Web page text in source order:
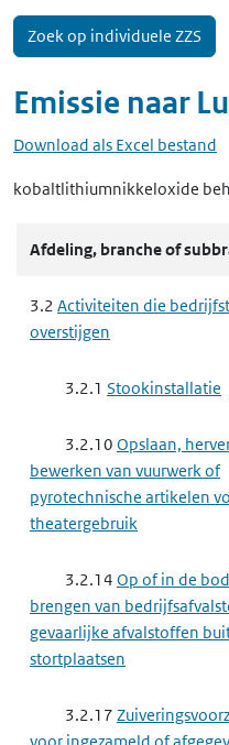
Emissie naar
Download als Excel bestand
kobaltlithiumnikkeloxide
Afdeling, branche of
3.2 Activiteiten die
overstijgen
3.2.1 Stookinstallatie
3.2.10 Opslaan,
bewerken van vuurwerk of
pyrotechnische artikelen
theatergebruik
3.2.14 Op of in de
brengen van
gevaarlijke afvalstoffen
stortplaatsen
3.2.17